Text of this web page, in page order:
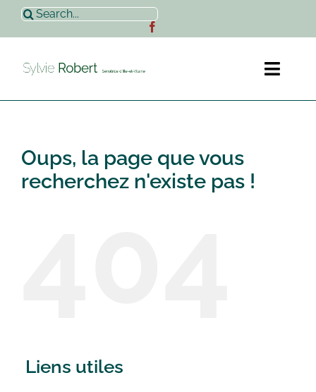
Passer
contenu
Rechercher:
Sylvie Robert
Oups, la page que vous
recherchez n'existe pas !
Liens utiles